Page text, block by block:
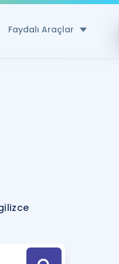
Faydalı Araçlar
Hesaplama Aracı
için Öneriler
Tek Takvimde